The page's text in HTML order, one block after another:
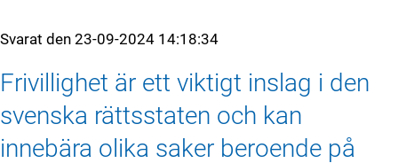
Svarat den23-09-2024 14:18:34
Frivillighet är ett viktigt inslag i den
svenska rättsstaten och kan
innebära olika saker beroende på